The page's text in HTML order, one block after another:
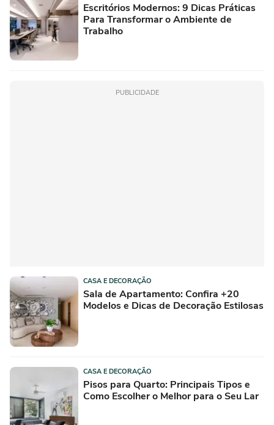
Escritórios Modernos: 9 Dicas Práticas
Para Transformar o Ambiente de
Trabalho
PUBLICIDADE
CASA E DECORAÇÃO
Sala de Apartamento: Confira +20
Modelos e Dicas de Decoração Estilosas
CASA E DECORAÇÃO
Pisos para Quarto: Principais Tipos e
Como Escolher o Melhor para o Seu Lar